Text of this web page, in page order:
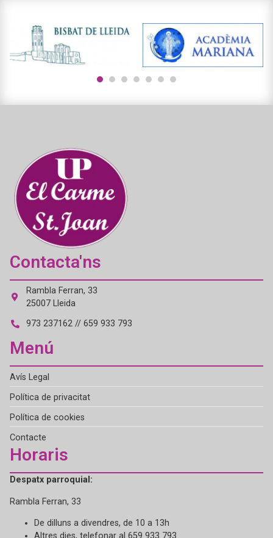
Contacta'ns
Rambla Ferran, 33
25007 Lleida
973 237162 // 659 933 793
Menú
Avís Legal
Política de privacitat
Política de cookies
Contacte
Horaris
Despatx parroquial:
Rambla Ferran, 33
De dilluns a divendres, de 10 a 13h
Altres dies, telefonar al 659 933 793